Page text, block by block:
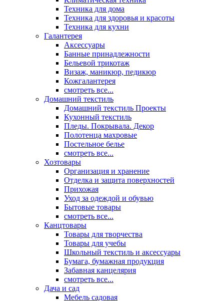
Техника для дома
Техника для здоровья и красоты
Техника для кухни
Галантерея
Аксессуары
Банные принадлежности
Бельевой трикотаж
Визаж, маникюр, педикюр
Кожгалантерея
смотреть все...
Домашний текстиль
Домашний текстиль Проекты
Кухонный текстиль
Пледы. Покрывала. Декор
Полотенца махровые
Постельное белье
смотреть все...
Хозтовары
Организация и хранение
Отделка и защита поверхностей
Прихожая
Уход за одеждой и обувью
Бытовые товары
смотреть все...
Канцтовары
Товары для творчества
Товары для учебы
Школьный текстиль и аксессуары
Бумага, бумажная продукция
Забавная канцелярия
смотреть все...
Дача и сад
Мебель садовая